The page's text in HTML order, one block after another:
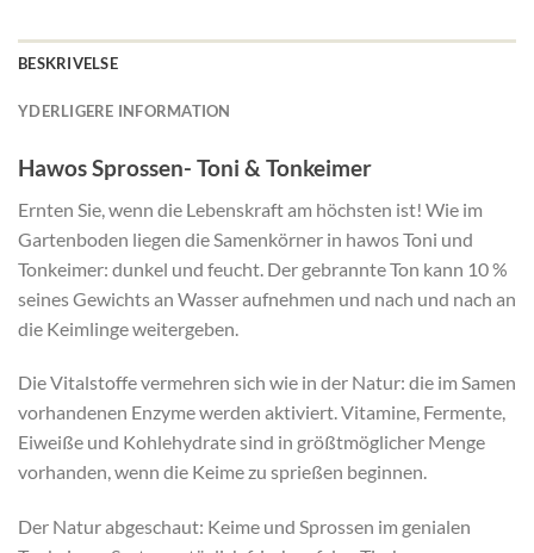
BESKRIVELSE
YDERLIGERE INFORMATION
Hawos Sprossen- Toni & Tonkeimer
Ernten Sie, wenn die Lebenskraft am höchsten ist! Wie im
Gartenboden liegen die Samenkörner in hawos Toni und
Tonkeimer: dunkel und feucht. Der gebrannte Ton kann 10 %
seines Gewichts an Wasser aufnehmen und nach und nach an
die Keimlinge weitergeben.
Die Vitalstoffe vermehren sich wie in der Natur: die im Samen
vorhandenen Enzyme werden aktiviert. Vitamine, Fermente,
Eiweiße und Kohlehydrate sind in größtmöglicher Menge
vorhanden, wenn die Keime zu sprießen beginnen.
Der Natur abgeschaut: Keime und Sprossen im genialen